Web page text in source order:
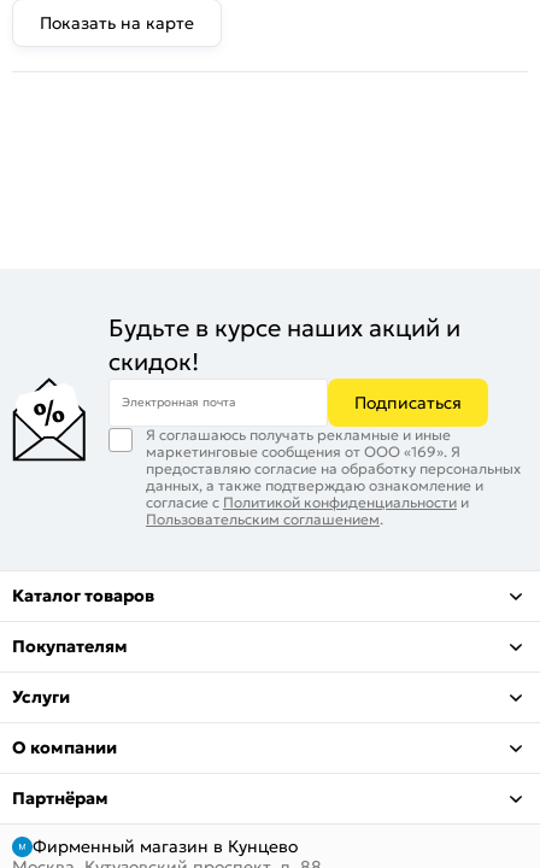
Показать на карте
Будьте в курсе наших акций и
скидок!
Электронная почта Подписаться
Я соглашаюсь получать рекламные и иные
маркетинговые сообщения от ООО «169». Я
предоставляю согласие на обработку персональных
данных, а также подтверждаю ознакомление и
согласие с Политикой конфиденциальности и
Пользовательским соглашением.
Каталог товаров
Покупателям
Услуги
О компании
Партнёрам
Фирменный магазин в Кунцево